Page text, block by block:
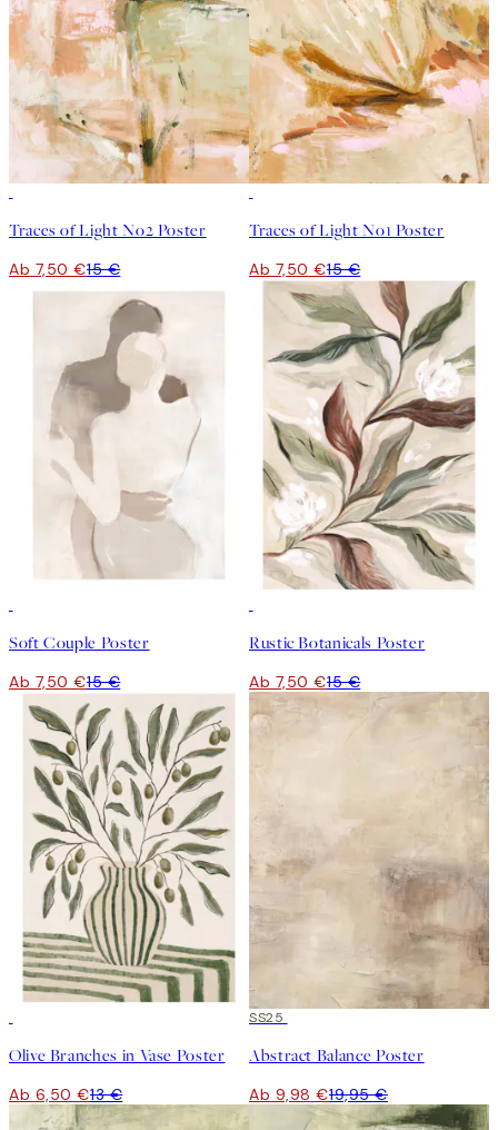
Traces of Light No2 Poster
Ab 7,50 €15 €
Traces of Light No1 Poster
Ab 7,50 €15 €
Soft Couple Poster
Ab 7,50 €15 €
Rustic Botanicals Poster
Ab 7,50 €15 €
Olive Branches in Vase Poster
Ab 6,50 €13 €
50%*
SS25
Abstract Balance Poster
Ab 9,98 €19,95 €